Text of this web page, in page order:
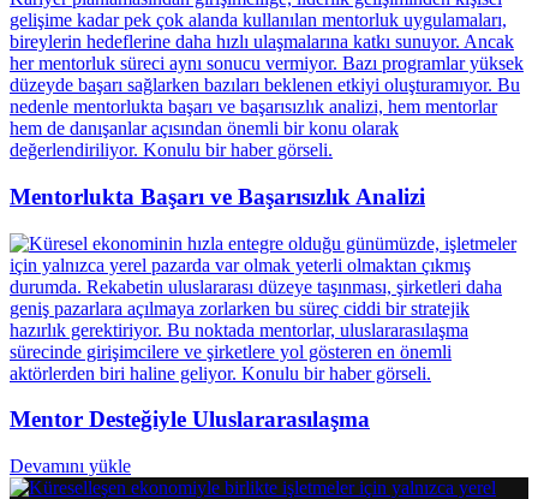
Mentorlukta Başarı ve Başarısızlık Analizi
Mentor Desteğiyle Uluslararasılaşma
Devamını yükle